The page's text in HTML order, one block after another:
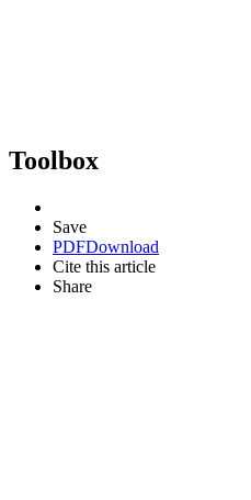
Toolbox
Save
PDFDownload
Cite this article
Share